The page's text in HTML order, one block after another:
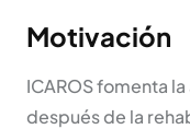
Motivación
ICAROS fomenta
después de la